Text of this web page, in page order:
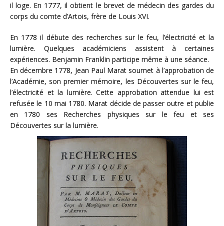
il loge. En 1777, il obtient le brevet de médecin des gardes du
corps du comte d’Artois, frère de Louis XVI.
En 1778 il débute des recherches sur le feu, l’électricité et la
lumière. Quelques académiciens assistent à certaines
expériences. Benjamin Franklin participe même à une séance.
En décembre 1778, Jean Paul Marat soumet à l’approbation de
l’Académie, son premier mémoire, les Découvertes sur le feu,
l’électricité et la lumière. Cette approbation attendue lui est
refusée le 10 mai 1780. Marat décide de passer outre et publie
en 1780 ses Recherches physiques sur le feu et ses
Découvertes sur la lumière.